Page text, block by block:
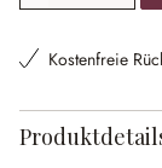
Kostenfreie